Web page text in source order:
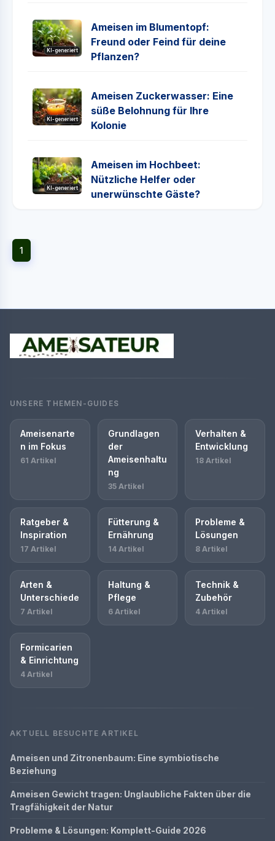
KI-generiert
Ameisen im Blumentopf:
Freund oder Feind für deine
Pflanzen?
KI-generiert
Ameisen Zuckerwasser: Eine
süße Belohnung für Ihre
Kolonie
KI-generiert
Ameisen im Hochbeet:
Nützliche Helfer oder
unerwünschte Gäste?
1
UNSERE THEMEN-GUIDES
Ameisenarte
n im Fokus
61 Artikel
Grundlagen
der
Ameisenhaltu
ng
35 Artikel
Verhalten &
Entwicklung
18 Artikel
Ratgeber &
Inspiration
17 Artikel
Fütterung &
Ernährung
14 Artikel
Probleme &
Lösungen
8 Artikel
Arten &
Unterschiede
7 Artikel
Haltung &
Pflege
6 Artikel
Technik &
Zubehör
4 Artikel
Formicarien
& Einrichtung
4 Artikel
AKTUELL BESUCHTE ARTIKEL
Ameisen und Zitronenbaum: Eine symbiotische
Beziehung
Ameisen Gewicht tragen: Unglaubliche Fakten über die
Tragfähigkeit der Natur
Probleme & Lösungen: Komplett-Guide 2026